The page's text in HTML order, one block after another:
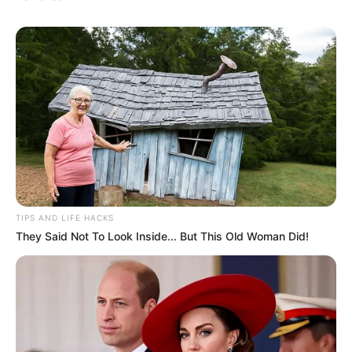
TULIS KOMENTAR
Alamat email Anda tidak akan dipublikasikan. Ruas yang wajib ditandai*
TIPS AND LIFE HACKS
They Said Not To Look Inside... But This Old Woman Did!